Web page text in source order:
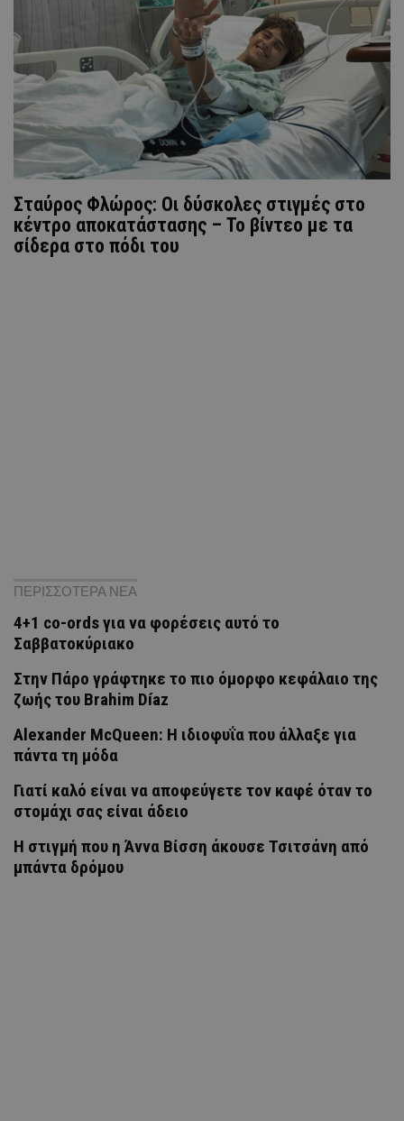
Σταύρος Φλώρος: Οι δύσκολες στιγμές στο
κέντρο αποκατάστασης – Το βίντεο με τα
σίδερα στο πόδι του
ΠΕΡΙΣΣΟΤΕΡΑ ΝΕΑ
4+1 co-ords για να φορέσεις αυτό το
Σαββατοκύριακο
Στην Πάρο γράφτηκε το πιο όμορφο κεφάλαιο της
ζωής του Brahim Díaz
Alexander McQueen: Η ιδιοφυΐα που άλλαξε για
πάντα τη μόδα
Γιατί καλό είναι να αποφεύγετε τον καφέ όταν το
στομάχι σας είναι άδειο
H στιγμή που η Άννα Βίσση άκουσε Τσιτσάνη από
μπάντα δρόμου